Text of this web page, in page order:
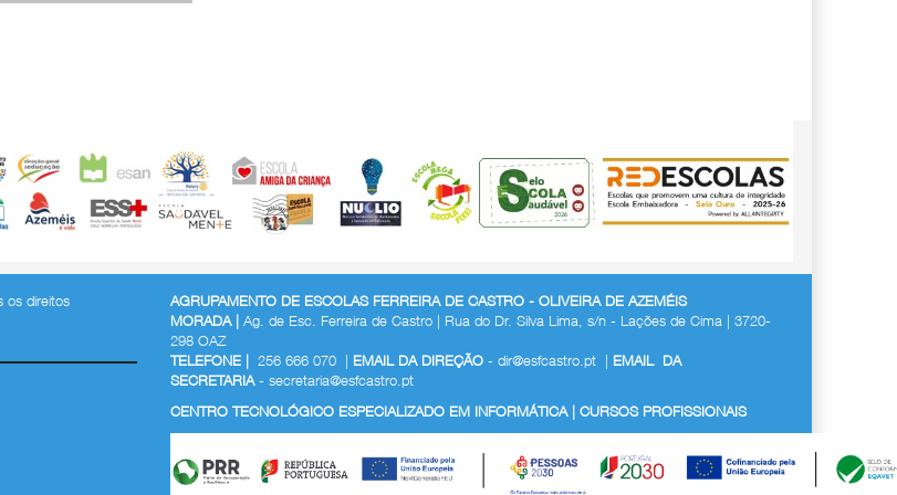
os direitos
AGRUPAMENTO DE ESCOLAS FERREIRA DE CASTRO - OLIVEIRA DE AZEMÉIS
MORADA | Ag. de Esc. Ferreira de Castro | Rua do Dr. Silva Lima, s/n - Lações de Cima | 3720-
298 OAZ
TELEFONE | 256 666 070 | EMAIL DA DIREÇÃO - dir@esfcastro.pt | EMAIL DA
SECRETARIA- secretaria@esfcastro.pt
CENTRO TECNOLÓGICO ESPECIALIZADO EM INFORMÁTICA | CURSOS PROFISSIONAIS